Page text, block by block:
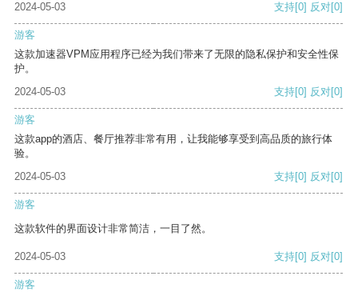
2024-05-03 支持[0] 反对[0]
游客
这款加速器VPM应用程序已经为我们带来了无限的隐私保护和安全性保
护。
2024-05-03
支持[0] 反对[0]
游客
这款app的酒店、餐厅推荐非常有用，让我能够享受到高品质的旅行体
验。
2024-05-03
支持[0] 反对[0]
游客
这款软件的界面设计非常简洁，一目了然。
2024-05-03 支持[0] 反对[0]
游客